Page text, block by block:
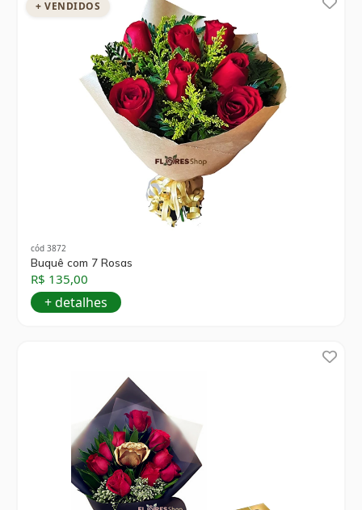
+ VENDIDOS
cód 3872
Buquê com 7 Rosas
R$ 135,00
+ detalhes